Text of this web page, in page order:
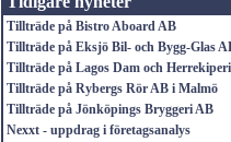
Tillträde på Bistro Aboard AB
Tillträde på Eksjö Bil- och Bygg-Glas
Tillträde på Lagos Dam och
Tillträde på Rybergs Rör AB i Malmö
Tillträde på Jönköpings Bryggeri AB
Nexxt - uppdrag i företagsanalys